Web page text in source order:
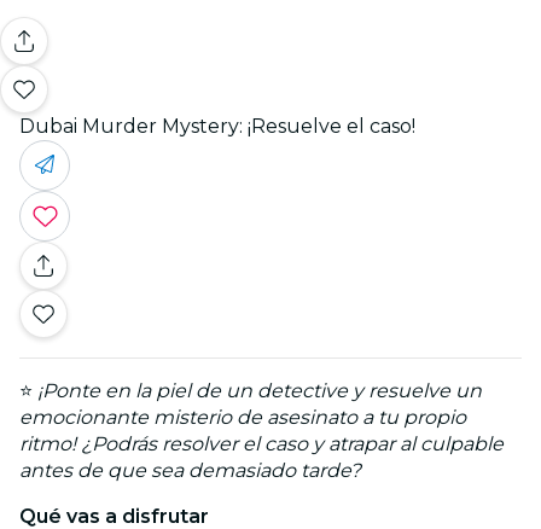
Dubai Murder Mystery: ¡Resuelve el caso!
⭐ ¡Ponte en la piel de un detective y resuelve un
emocionante misterio de asesinato a tu propio
ritmo! ¿Podrás resolver el caso y atrapar al culpable
antes de que sea demasiado tarde?
Qué vas a disfrutar